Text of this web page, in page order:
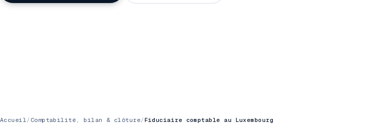
Accueil / Comptabilité, bilan & clôture/Fiduciaire comptable au Luxembourg